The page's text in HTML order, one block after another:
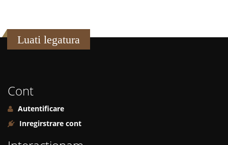
Luati legatura
Cont
Autentificare
Inregirstrare cont